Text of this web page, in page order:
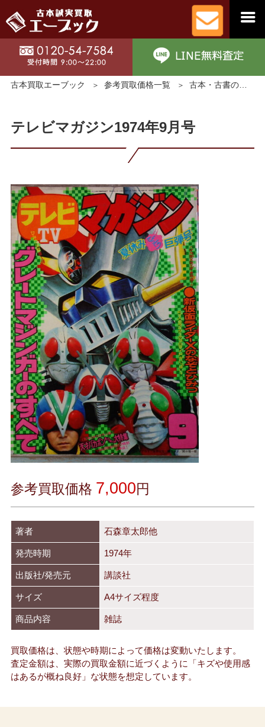
古本買取エーブック 参考買取価格一覧 古本・古書の買取価格
テレビマガジン1974年9月号
参考買取価格 7,000 円
著者 石森章太郎他
発売時期 1974年
出版社/発売元 講談社
サイズ A4サイズ程度
商品内容 雑誌
買取価格は、状態や時期によって価格は変動いたします。
査定金額は、実際の買取金額に近づくように「キズや使用感
はあるが概ね良好」な状態を想定しています。